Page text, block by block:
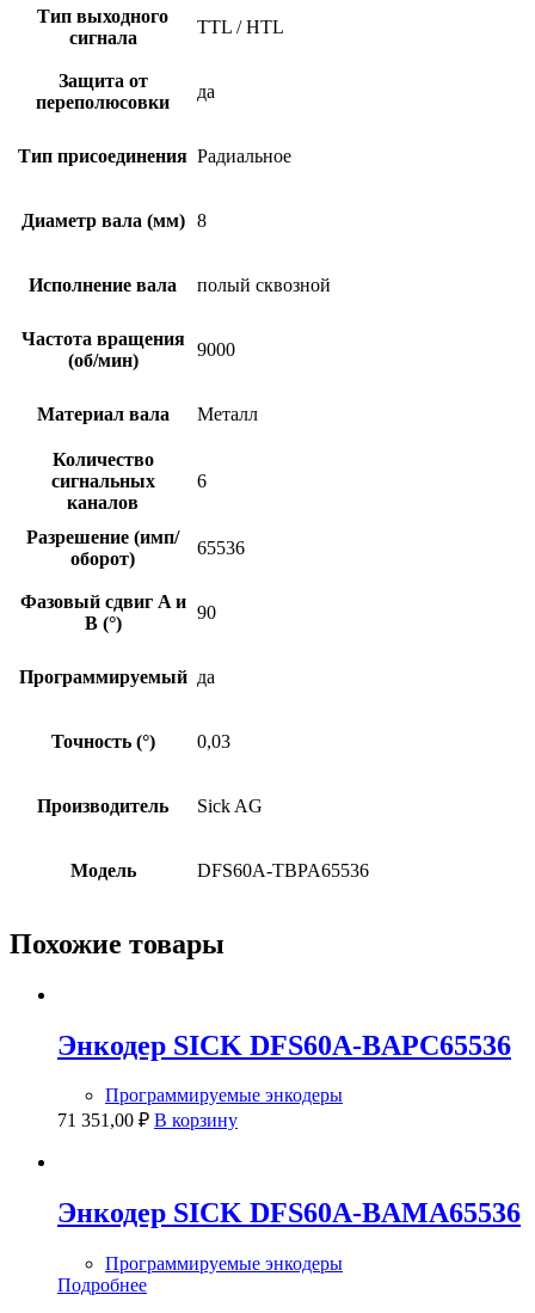
Тип выходного
сигнала
TTL / HTL
Защита от
переполюсовки
да
Тип присоединения Радиальное
Диаметр вала (мм) 8
Исполнение вала полый сквозной
Частота вращения
(об/мин)
9000
Материал вала Металл
Количество
сигнальных
каналов
6
Разрешение (имп/
оборот)
65536
Фазовый сдвиг A и
B (°)
90
Программируемый да
Точность (°) 0,03
Производитель Sick AG
Модель DFS60A-TBPA65536
Похожие товары
Энкодер SICK DFS60A-BAPC65536
Программируемые энкодеры
71 351,00 ₽ В корзину
Энкодер SICK DFS60A-BAMA65536
Программируемые энкодеры
Подробнее